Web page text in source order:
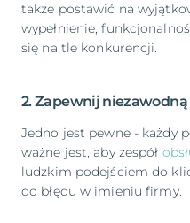
także postawić na
wypełnienie,
się na tle konkurencji.
2. Zapewnij niezawodną
Jedno jest pewne - każdy
ważne jest, aby zespół
ludzkim podejściem do
do błędu w imieniu firmy.